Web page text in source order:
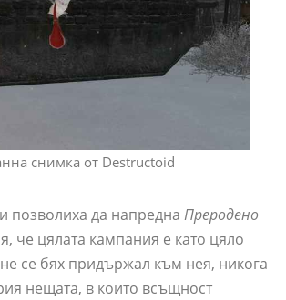
снимка от Destructoid
позволиха да напредна Преродено
че цялата кампания е като цяло
се бях придържал към нея, никога
нещата, в които всъщност